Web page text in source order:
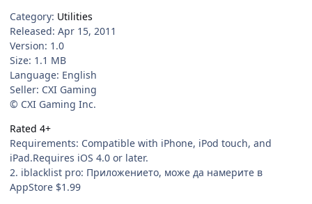
Category: Utilities
Released: Apr 15, 2011
Version: 1.0
Size: 1.1 MB
Language: English
Seller: CXI Gaming
© CXI Gaming Inc.
Rated 4+
Requirements: Compatible with iPhone, iPod touch, and
iPad.Requires iOS 4.0 or later.
2. iblacklist pro: Приложението, може да намерите в
AppStore $1.99